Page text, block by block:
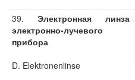
39. Электронная линза
электронно-лучевого
прибора
D. Elektronenlinse